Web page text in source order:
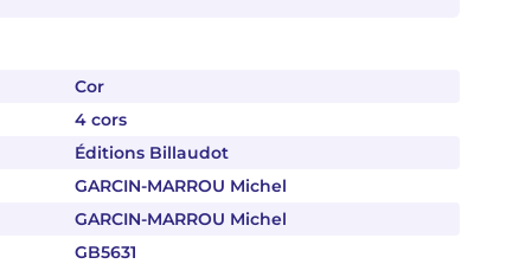
Cor
4 cors
Éditions Billaudot
GARCIN-MARROU Michel
GARCIN-MARROU Michel
GB5631